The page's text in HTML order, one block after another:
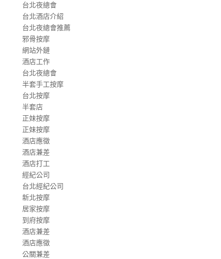
台北夜總會
台北酒店介紹
台北夜總會推薦
邪骨按摩
網站外鏈
酒店工作
台北夜總會
半套手工按摩
台北按摩
半套店
正妹按摩
正妹按摩
酒店應徵
酒店兼差
酒店打工
經紀公司
台北經紀公司
新北按摩
居家按摩
到府按摩
酒店兼差
酒店應徵
公關兼差